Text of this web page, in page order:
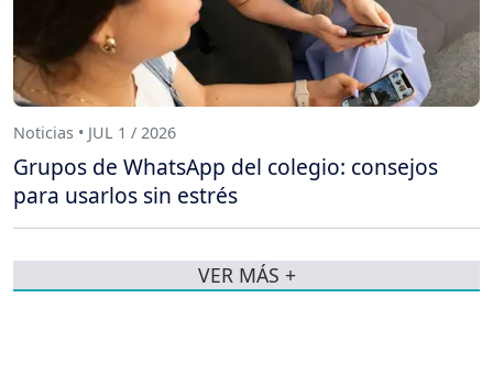
Noticias • JUL 1 / 2026
Grupos de WhatsApp del colegio: consejos
para usarlos sin estrés
VER MÁS +